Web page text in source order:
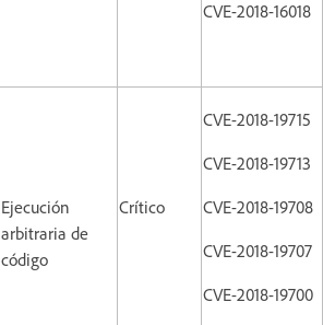
CVE-2018-16018
Ejecución
arbitraria de
código
Crítico
CVE-2018-19715
CVE-2018-19713
CVE-2018-19708
CVE-2018-19707
CVE-2018-19700